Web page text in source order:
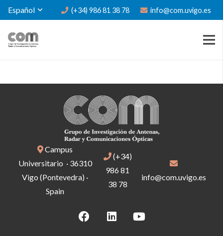
Español (+34) 986 81 38 78 info@com.uvigo.es
Campus
Universitario · 36310
Vigo (Pontevedra) ·
Spain
(+34)
986 81
38 78
info@com.uvigo.es